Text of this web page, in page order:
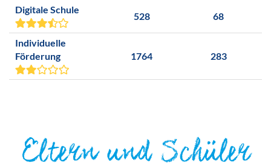
Digitale Schule
528 68
Individuelle
Förderung
1764 283
Eltern und Schüler